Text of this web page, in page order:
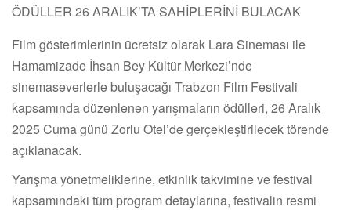
ÖDÜLLER 26 ARALIK’TA SAHİPLERİNİ BULACAK
Film gösterimlerinin ücretsiz olarak Lara Sineması ile
Hamamizade İhsan Bey Kültür Merkezi’nde
sinemaseverlerle buluşacağı Trabzon Film Festivali
kapsamında düzenlenen yarışmaların ödülleri, 26 Aralık
2025 Cuma günü Zorlu Otel’de gerçekleştirilecek törende
açıklanacak.
Yarışma yönetmeliklerine, etkinlik takvimine ve festival
kapsamındaki tüm program detaylarına, festivalin resmi